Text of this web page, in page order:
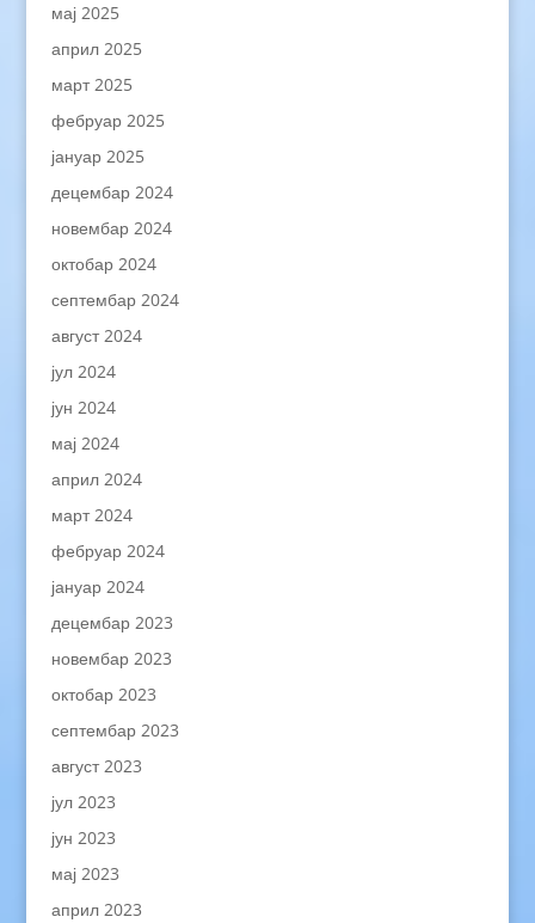
мај 2025
април 2025
март 2025
фебруар 2025
јануар 2025
децембар 2024
новембар 2024
октобар 2024
септембар 2024
август 2024
јул 2024
јун 2024
мај 2024
април 2024
март 2024
фебруар 2024
јануар 2024
децембар 2023
новембар 2023
октобар 2023
септембар 2023
август 2023
јул 2023
јун 2023
мај 2023
април 2023